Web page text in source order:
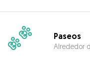
Paseos
Alrededor